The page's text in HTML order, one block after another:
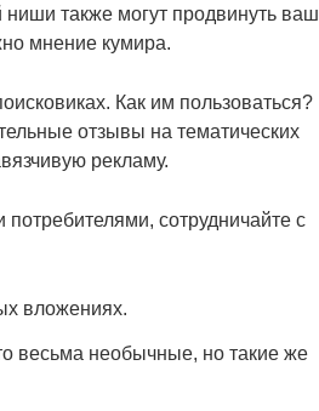
также могут продвинуть ваш
мнение кумира.
Как им пользоваться?
отзывы на тематических
рекламу.
сотрудничайте с
вложениях.
весьма необычные, но такие же